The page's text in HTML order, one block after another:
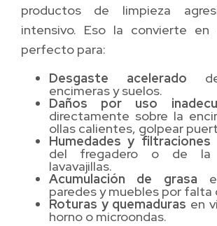
productos de limpieza
intensivo. Eso la convierte en
perfecto para:
Desgaste acelerado
encimeras y suelos.
Daños por uso
directamente sobre la
ollas calientes, golpear
Humedades y filtraciones
del fregadero o de la
lavavajillas.
Acumulación de grasa
paredes y muebles por falta
Roturas y quemaduras en
horno o microondas.